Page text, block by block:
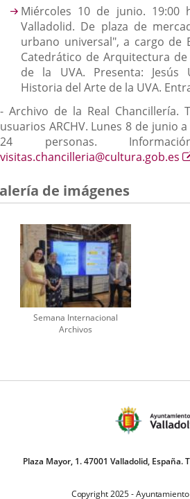
Miércoles 10 de junio. 19:00
Valladolid. De plaza de
urbano universal", a cargo de
Catedrático de Arquitectura
de la UVA. Presenta: Jesús
Historia del Arte de la UVA.
- Archivo de la Real Chancillería.
usuarios ARCHV. Lunes 8 de junio
24 personas.
visitas.chancilleria@cultura.gob.es
de imágenes
Semana Internacional
Archivos
Plaza Mayor, 1. 47001 Valladolid, España.
Copyright 2025 -